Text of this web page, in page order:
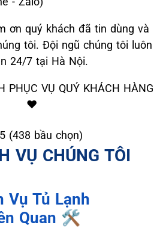
ơn quý khách đã tin dùng và
tôi. Đội ngũ chúng tôi luôn
24/7 tại Hà Nội.
VỤ QUÝ KHÁCH HÀNG
❤️
(438 bầu chọn)
VỤ CHÚNG TÔI
Vụ Tủ Lạnh
Quan 🛠️